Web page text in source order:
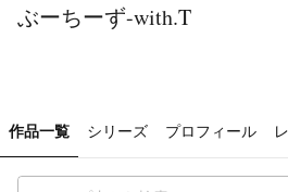
ぶーちーず-with.T
作品一覧 シリーズ プロフィール